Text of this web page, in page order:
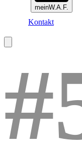
meinW.A.F.
Kontakt